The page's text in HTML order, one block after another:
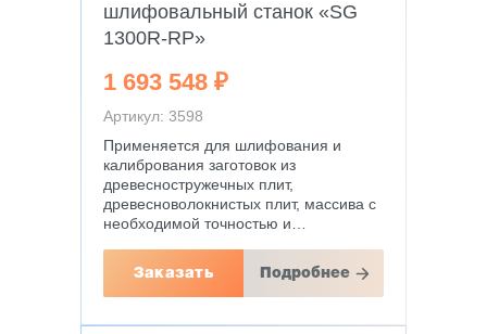
шлифовальный станок «SG
1300R-RP»
1 693 548 ₽
Артикул: 3598
Применяется для шлифования и
калибрования заготовок из
древесностружечных плит,
древесноволокнистых плит, массива с
необходимой точностью и…
Заказать Подробнее